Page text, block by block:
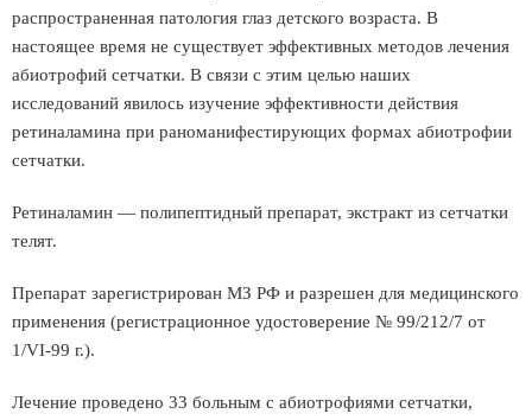
распространенная патология глаз детского возраста. В
настоящее время не существует эффективных методов лечения
абиотрофий сетчатки. В связи с этим целью наших
исследований явилось изучение эффективности действия
ретиналамина при раноманифестирующих формах абиотрофии
сетчатки.
Ретиналамин — полипептидный препарат, экстракт из сетчатки
телят.
Препарат зарегистрирован МЗ РФ и разрешен для медицинского
применения (регистрационное удостоверение № 99/212/7 от
1/VI-99 г.).
Лечение проведено 33 больным с абиотрофиями сетчатки,